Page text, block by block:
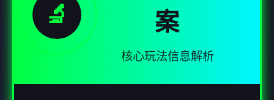
🔬
案
核心玩法信息解析